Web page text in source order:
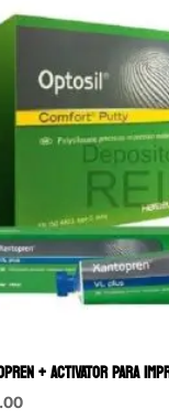
+ ACTIVATOR PARA
Current